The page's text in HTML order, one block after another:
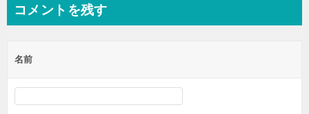
ビ
ー
シ
コメントを残す
名前